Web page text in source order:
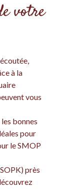
votre
à la
vous
bonnes
pour
le SMOP
près